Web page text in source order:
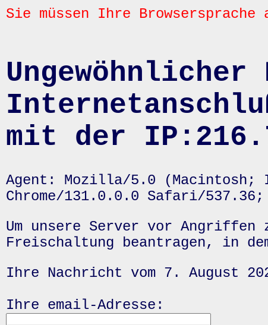
Sie müssen Ihre
mit der
Agent: Mozilla/5.0 (Macintosh;
Chrome/131.0.0.0 Safari/
Um unsere Server vor
Freischaltung beantragen, in
Ihre Nachricht vom 7. August
Ihre email-Adresse: